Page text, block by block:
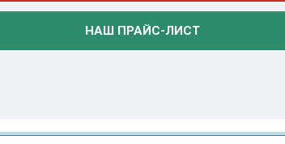
НАШ ПРАЙС-ЛИСТ